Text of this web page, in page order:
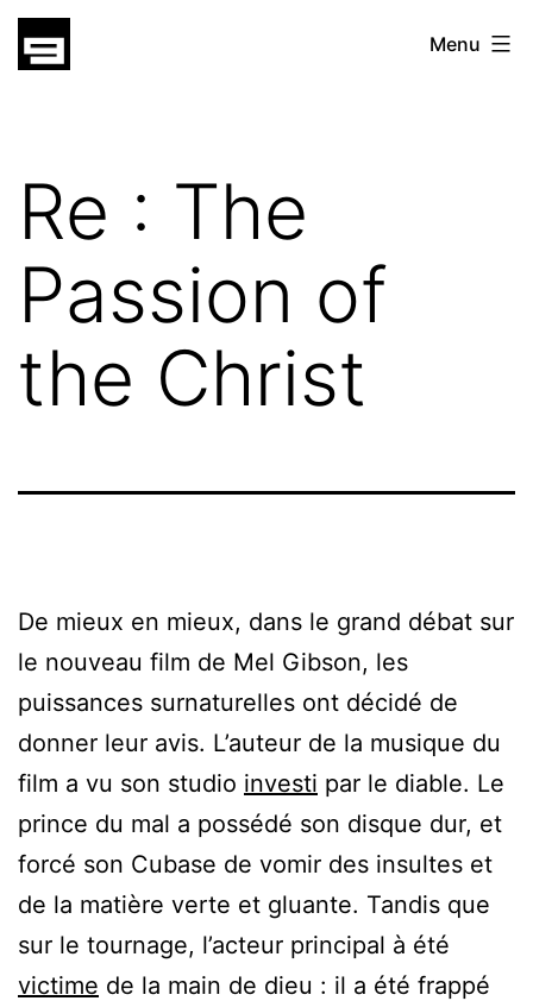
Skip
gatsu
Menu
Re : The
Passion of
the Christ
De mieux en mieux, dans le grand débat sur
le nouveau film de Mel Gibson, les
puissances surnaturelles ont décidé de
donner leur avis. L’auteur de la musique du
film a vu son studio investi par le diable. Le
prince du mal a possédé son disque dur, et
forcé son Cubase de vomir des insultes et
de la matière verte et gluante. Tandis que
sur le tournage, l’acteur principal à été
victime de la main de dieu : il a été frappé